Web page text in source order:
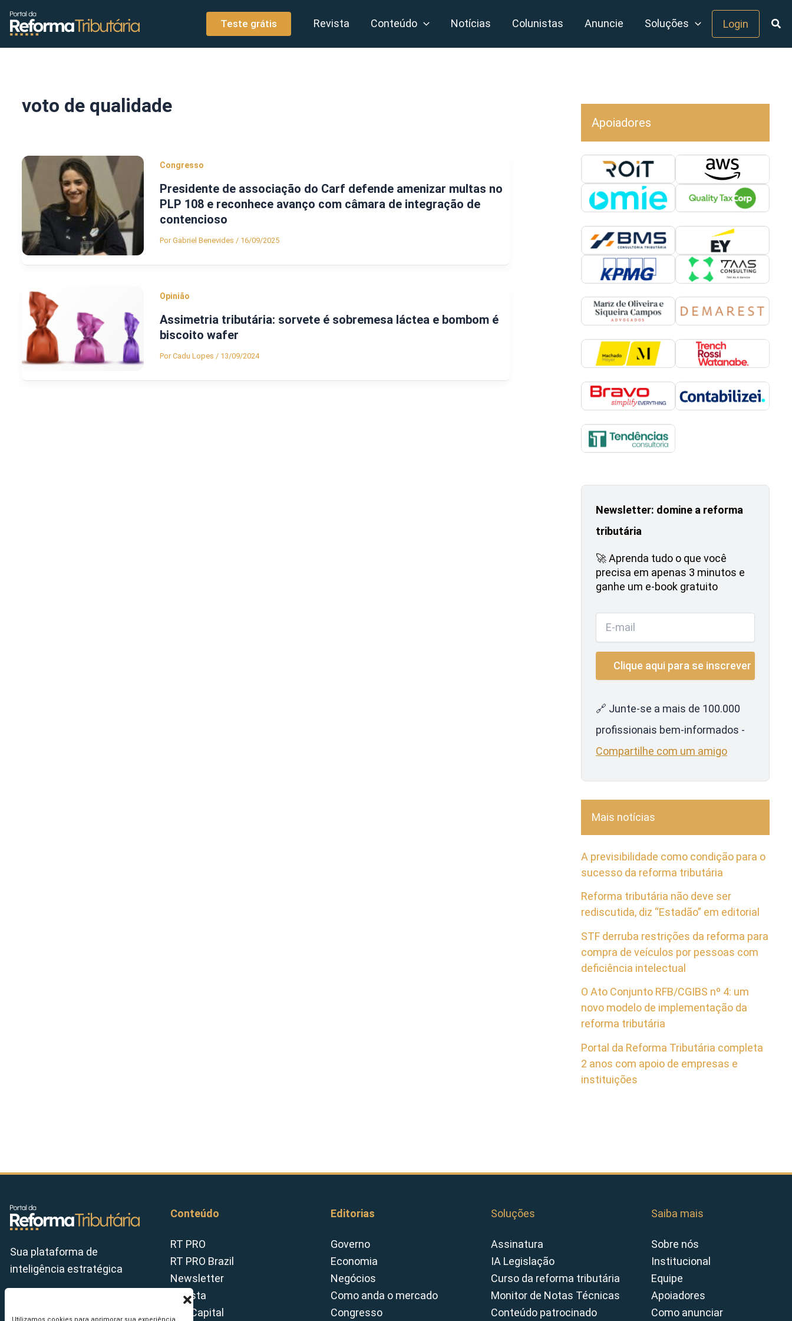
conteúdo
Teste grátis Revista Conteúdo Notícias Colunistas Anuncie Soluções Login
voto de qualidade
Congresso
Presidente de associação do Carf defende amenizar multas no
PLP 108 e reconhece avanço com câmara de integração de
contencioso
PorGabriel Benevides / 16/09/2025
Opinião
Assimetria tributária: sorvete é sobremesa láctea e bombom é
biscoito wafer
PorCadu Lopes / 13/09/2024
Apoiadores
Newsletter: domine a reforma
tributária
🚀 Aprenda tudo o que você
precisa em apenas 3 minutos e
ganhe um e-book gratuito
🔗 Junte-se a mais de 100.000
profissionais bem-informados -
Compartilhe com um amigo
Mais notícias
A previsibilidade como condição para o
sucesso da reforma tributária
Reforma tributária não deve ser
rediscutida, diz “Estadão” em editorial
STF derruba restrições da reforma para
compra de veículos por pessoas com
deficiência intelectual
O Ato Conjunto RFB/CGIBS nº 4: um
novo modelo de implementação da
reforma tributária
Portal da Reforma Tributária completa
2 anos com apoio de empresas e
instituições
Sua plataforma de
inteligência estratégica
Conteúdo
RT PRO
RT PRO Brazil
Newsletter
Revista
Tax Capital
Editorias
Governo
Economia
Negócios
Como anda o mercado
Congresso
Soluções
Assinatura
IA Legislação
Curso da reforma tributária
Monitor de Notas Técnicas
Conteúdo patrocinado
Saiba mais
Sobre nós
Institucional
Equipe
Apoiadores
Como anunciar